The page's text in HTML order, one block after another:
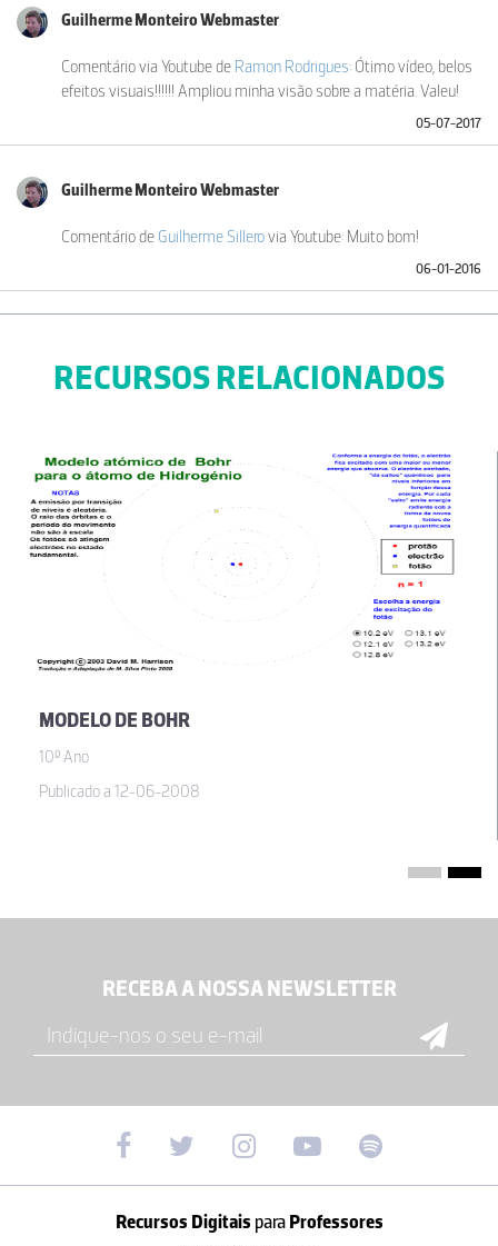
Guilherme Monteiro Webmaster
Comentário via Youtube de Ramon Rodrigues: Ótimo vídeo, belos
efeitos visuais!!!!!! Ampliou minha visão sobre a matéria. Valeu!
05-07-2017
Guilherme Monteiro Webmaster
Comentário de Guilherme Sillerovia Youtube: Muito bom!
06-01-2016
RECURSOS RELACIONADOS
MODELO DE BOHR
10º Ano
Publicado a 12-06-2008
RECEBA A NOSSA NEWSLETTER
Recursos Digitais paraProfessores